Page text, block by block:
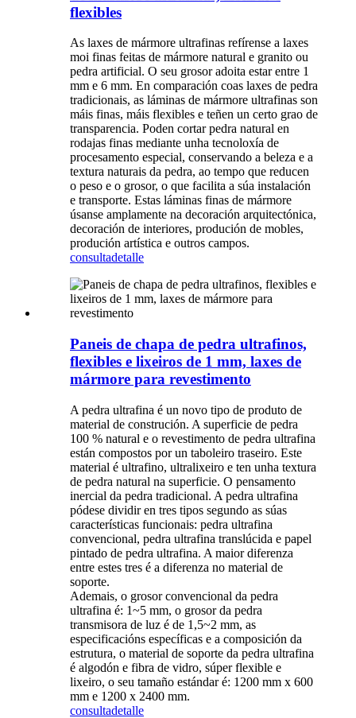
flexibles
As laxes de mármore ultrafinas refírense a laxes
moi finas feitas de mármore natural e granito ou
pedra artificial. O seu grosor adoita estar entre 1
mm e 6 mm. En comparación coas laxes de pedra
tradicionais, as láminas de mármore ultrafinas son
máis finas, máis flexibles e teñen un certo grao de
transparencia. Poden cortar pedra natural en
rodajas finas mediante unha tecnoloxía de
procesamento especial, conservando a beleza e a
textura naturais da pedra, ao tempo que reducen
o peso e o grosor, o que facilita a súa instalación
e transporte. Estas láminas finas de mármore
úsanse amplamente na decoración arquitectónica,
decoración de interiores, produción de mobles,
produción artística e outros campos.
consultadetalle
Paneis de chapa de pedra ultrafinos,
flexibles e lixeiros de 1 mm, laxes de
mármore para revestimento
A pedra ultrafina é un novo tipo de produto de
material de construción. A superficie de pedra
100 % natural e o revestimento de pedra ultrafina
están compostos por un taboleiro traseiro. Este
material é ultrafino, ultralixeiro e ten unha textura
de pedra natural na superficie. O pensamento
inercial da pedra tradicional. A pedra ultrafina
pódese dividir en tres tipos segundo as súas
características funcionais: pedra ultrafina
convencional, pedra ultrafina translúcida e papel
pintado de pedra ultrafina. A maior diferenza
entre estes tres é a diferenza no material de
soporte.
Ademais, o grosor convencional da pedra
ultrafina é: 1~5 mm, o grosor da pedra
transmisora ​​de luz é de 1,5~2 mm, as
especificacións específicas e a composición da
estrutura, o material de soporte da pedra ultrafina
é algodón e fibra de vidro, súper flexible e
lixeiro, o seu tamaño estándar é: 1200 mm x 600
mm e 1200 x 2400 mm.
consultadetalle